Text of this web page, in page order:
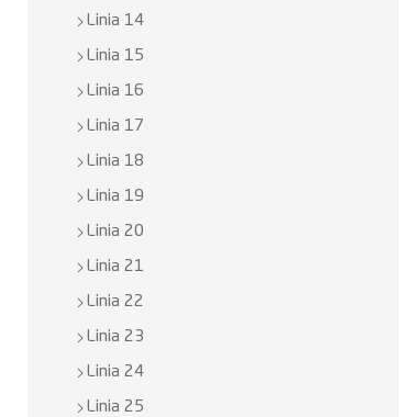
Linia 14
Linia 15
Linia 16
Linia 17
Linia 18
Linia 19
Linia 20
Linia 21
Linia 22
Linia 23
Linia 24
Linia 25